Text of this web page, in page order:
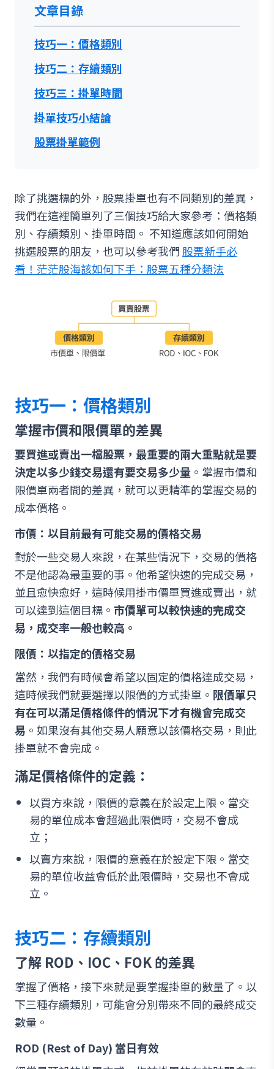
文章目錄
技巧一：價格類別
技巧二：存續類別
技巧三：掛單時間
掛單技巧小結論
股票掛單範例
除了挑選標的外，股票掛單也有不同類別的差異，
我們在這裡簡單列了三個技巧給大家參考：價格類
別、存續類別、掛單時間。 不知道應該如何開始
挑選股票的朋友，也可以參考我們 股票新手必
看！茫茫股海該如何下手：股票五種分類法
技巧一：價格類別
掌握市價和限價單的差異
要買進或賣出一檔股票，最重要的兩大重點就是要
決定以多少錢交易還有要交易多少量 。掌握市價和
限價單兩者間的差異，就可以更精準的掌握交易的
成本價格。
市價：以目前最有可能交易的價格交易
對於一些交易人來說，在某些情況下，交易的價格
不是他認為最重要的事。他希望快速的完成交易，
並且愈快愈好，這時候用掛市價單買進或賣出，就
可以達到這個目標。 市價單可以較快速的完成交
易，成交率一般也較高。
限價：以指定的價格交易
當然，我們有時候會希望以固定的價格達成交易，
這時候我們就要選擇以限價的方式掛單。 限價單只
有在可以滿足價格條件的情況下才有機會完成交
易 。如果沒有其他交易人願意以該價格交易，則此
掛單就不會完成。
滿足價格條件的定義：
以買方來說，限價的意義在於設定上限。當交
易的單位成本會超過此限價時，交易不會成
立；
以賣方來說，限價的意義在於設定下限。當交
易的單位收益會低於此限價時，交易也不會成
立。
技巧二：存續類別
了解 ROD、IOC、FOK 的差異
掌握了價格，接下來就是要掌握掛單的數量了。以
下三種存續類別，可能會分別帶來不同的最終成交
數量。
ROD (Rest of Day) 當日有效